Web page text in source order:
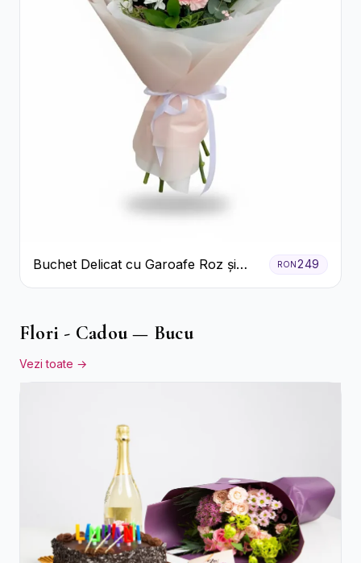
Buchet Delicat cu Garoafe Roz și
Crizanteme Albe
RON249
Flori - Cadou — Bucu
Vezi toate →